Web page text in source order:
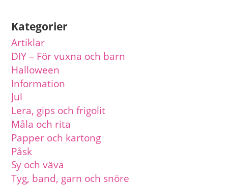
Kategorier
Artiklar
DIY – För vuxna och barn
Halloween
Information
Jul
Lera, gips och frigolit
Måla och rita
Papper och kartong
Påsk
Sy och väva
Tyg, band, garn och snöre